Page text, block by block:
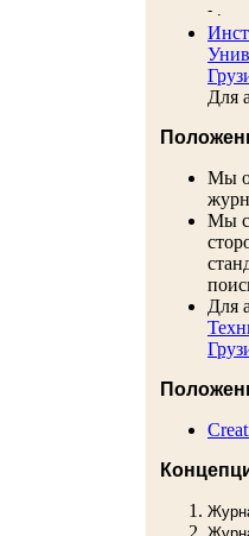
- .
Для
Мы
Мы
Для